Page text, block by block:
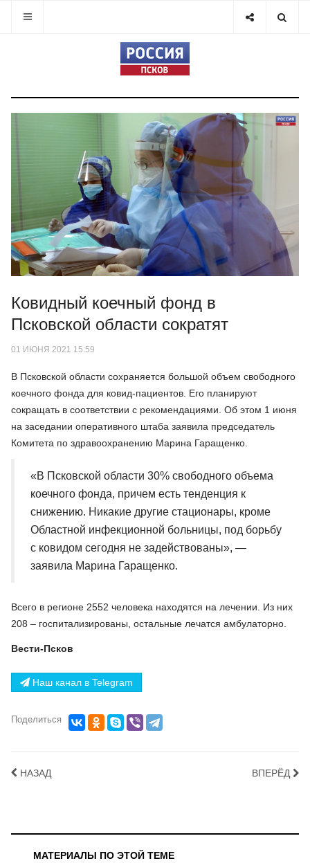
Ковидный коечный фонд в
Псковской области сократят
01 ИЮНЯ 2021 15:59
В Псковской области сохраняется большой объем свободного
коечного фонда для ковид-пациентов. Его планируют
сокращать в соответствии с рекомендациями. Об этом 1 июня
на заседании оперативного штаба заявила председатель
Комитета по здравоохранению Марина Гаращенко.
«В Псковской области 30% свободного объема
коечного фонда, причем есть тенденция к
снижению. Никакие другие стационары, кроме
Областной инфекционной больницы, под борьбу
с ковидом сегодня не задействованы», —
заявила Марина Гаращенко.
Всего в регионе 2552 человека находятся на лечении. Из них
208 – госпитализированы, остальные лечатся амбулаторно.
Вести-Псков
Наш канал в Telegram
Поделиться
НАЗАД ВПЕРЁД
МАТЕРИАЛЫ ПО ЭТОЙ ТЕМЕ